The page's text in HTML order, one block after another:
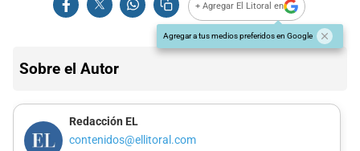
+ Agregar El Litoral en
Agregar a tus medios preferidos en Google
Sobre el Autor
Redacción EL
contenidos@ellitoral.com